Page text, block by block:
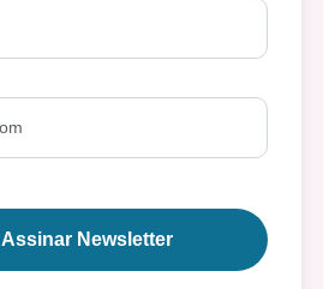
Assinar Newsletter